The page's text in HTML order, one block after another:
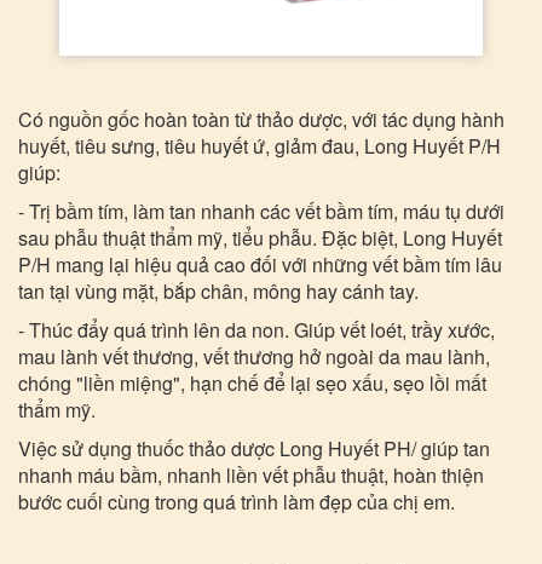
Có nguồn gốc hoàn toàn từ thảo dược, với tác dụng hành
huyết, tiêu sưng, tiêu huyết ứ, giảm đau, Long Huyết P/H
giúp:
- Trị bầm tím, làm tan nhanh các vết bầm tím, máu tụ dưới
sau phẫu thuật thẩm mỹ, tiểu phẫu. Đặc biệt, Long Huyết
P/H mang lại hiệu quả cao đối với những vết bầm tím lâu
tan tại vùng mặt, bắp chân, mông hay cánh tay.
- Thúc đẩy quá trình lên da non. Giúp vết loét, trầy xước,
mau lành vết thương, vết thương hở ngoài da mau lành,
chóng "liền miệng", hạn chế để lại sẹo xấu, sẹo lồi mất
thẩm mỹ.
Việc sử dụng thuốc thảo dược Long Huyết PH/ giúp tan
nhanh máu bầm, nhanh liền vết phẫu thuật, hoàn thiện
bước cuối cùng trong quá trình làm đẹp của chị em.